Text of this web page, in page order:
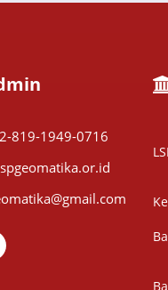
819-1949-0716